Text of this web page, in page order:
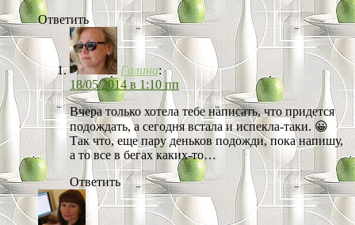
Ответить
Галина:
18/05/2014 в 1:10 пп
Вчера только хотела тебе написать, что придется
подождать, а сегодня встала и испекла-таки. 😀
Так что, еще пару деньков подожди, пока напишу,
а то все в бегах каких-то…
Ответить